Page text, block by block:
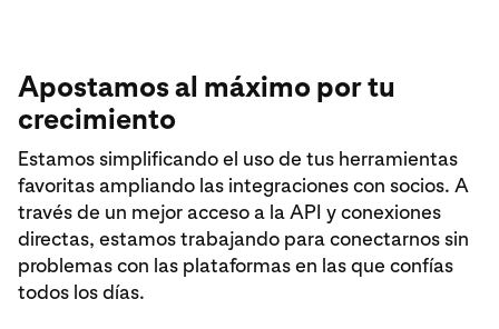
Apostamos al máximo por tu
crecimiento
Estamos simplificando el uso de tus herramientas
favoritas ampliando las integraciones con socios. A
través de un mejor acceso a la API y conexiones
directas, estamos trabajando para conectarnos sin
problemas con las plataformas en las que confías
todos los días.